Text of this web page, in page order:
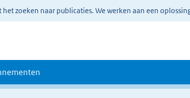
zoeken naar publicaties. We werken aan een